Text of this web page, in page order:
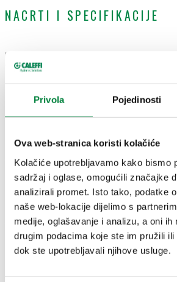
Privola Pojedinosti
Ova web-stranica koristi kolačiće
Kolačiće upotrebljavamo kako bismo
sadržaj i oglase, omogućili značajke
analizirali promet. Isto tako, podatke
naše web-lokacije dijelimo s
medije, oglašavanje i analizu, a oni ih
drugim podacima koje ste im pružili
dok ste upotrebljavali njihove usluge.
NACRTI I SPECIFIKACIJE
Broj
dijela
145895
G 2" A (ISO 228-1)
M
DN 40
(tijelo)
2D nacrti
DWG DXF PDF
3D modeli